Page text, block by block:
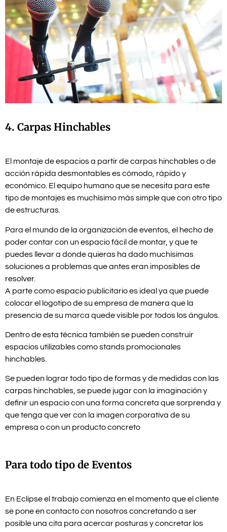
4. Carpas Hinchables
El montaje de espacios a partir de carpas hinchables o de
acción rápida desmontables es cómodo, rápido y
económico. El equipo humano que se necesita para este
tipo de montajes es muchísimo más simple que con otro tipo
de estructuras.
Para el mundo de la organización de eventos, el hecho de
poder contar con un espacio fácil de montar, y que te
puedes llevar a donde quieras ha dado muchísimas
soluciones a problemas que antes eran imposibles de
resolver.
A parte como espacio publicitario es ideal ya que puede
colocar el logotipo de su empresa de manera que la
presencia de su marca quede visible por todos los ángulos.
Dentro de esta técnica también se pueden construir
espacios utilizables como stands promocionales
hinchables.
Se pueden lograr todo tipo de formas y de medidas con las
carpas hinchables, se puede jugar con la imaginación y
definir un espacio con una forma concreta que sorprenda y
que tenga que ver con la imagen corporativa de su
empresa o con un producto concreto
Para todo tipo de Eventos
En Eclipse el trabajo comienza en el momento que el cliente
se pone en contacto con nosotros concretando a ser
posible una cita para acercar posturas y concretar los